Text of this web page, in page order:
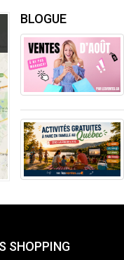
BLOGUE
SHOPPING